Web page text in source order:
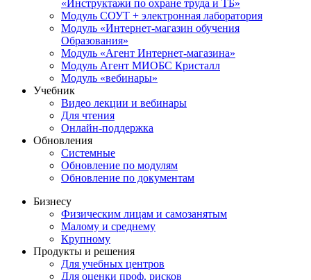
«Инструктажи по охране труда и ТБ»
Модуль СОУТ + электронная лаборатория
Модуль «Интернет-магазин обучения
Образования»
Модуль «Агент Интернет-магазина»
Модуль Агент МИОБС Кристалл
Модуль «вебинары»
Учебник
Видео лекции и вебинары
Для чтения
Онлайн-поддержка
Обновления
Системные
Обновление по модулям
Обновление по документам
Бизнесу
Физическим лицам и самозанятым
Малому и среднему
Крупному
Продукты и решения
Для учебных центров
Для оценки проф. рисков